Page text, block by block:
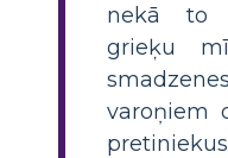
nekā to
grieķu
varoņiem